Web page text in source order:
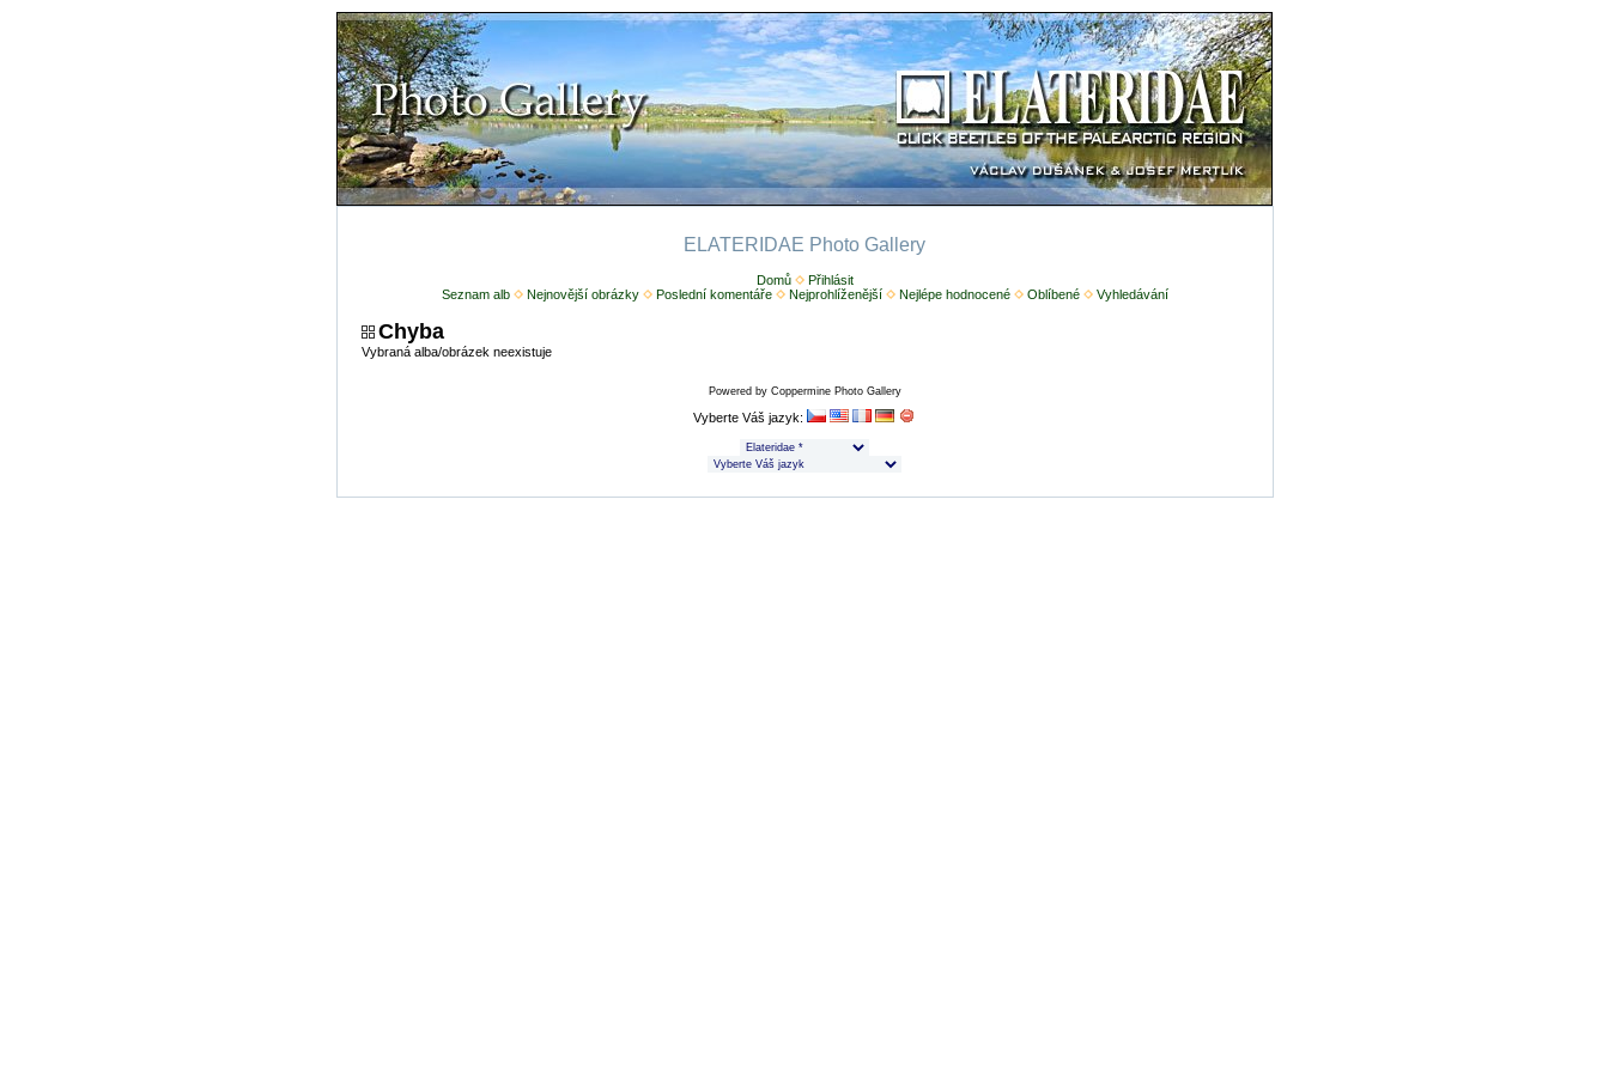
ELATERIDAE Photo Gallery
Domů
Přihlásit
Seznam alb
Nejnovější obrázky Poslední komentáře Nejprohlíženější Nejlépe hodnocené Oblíbené Vyhledávání
Chyba
Vybraná alba/obrázek neexistuje
Powered by Coppermine Photo Gallery
Vyberte Váš jazyk: